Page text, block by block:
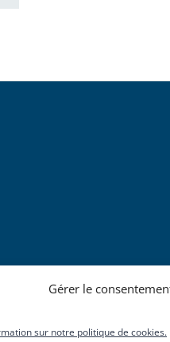
Gérer le
sur notre politique de cookies.